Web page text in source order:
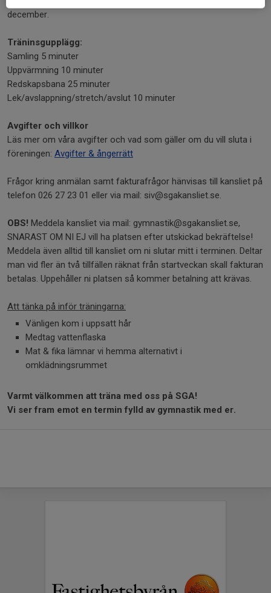
december.
Träninsgupplägg:
Samling 5 minuter
Uppvärmning 10 minuter
Redskapsbana 25 minuter
Lek/avslappning/stretch/avslut 10 minuter
Avgifter och villkor
Läs mer om våra avgifter och vad som gäller om du vill sluta i
föreningen: Avgifter & ångerrätt
Frågor kring anmälan samt fakturafrågor hänvisas till kansliet på
telefon 026 27 23 01 eller via mail: siv@sgakansliet.se.
OBS! Meddela kansliet via mail: gymnastik@sgakansliet.se,
SNARAST OM NI EJ vill ha platsen efter utskickad bekräftelse!
Meddela även alltid till kansliet om ni slutar mitt i terminen. Deltar
man vid fler än två tillfällen räknat från startveckan skall fakturan
betalas. Uppehåller ni platsen så kommer betalning att krävas.
Att tänka på inför träningarna:
Vänligen kom i uppsatt hår
Medtag vattenflaska
Mat & fika lämnar vi hemma alternativt i
omklädningsrummet
Varmt välkommen att träna med oss på SGA!
Vi ser fram emot en termin fylld av gymnastik med er.